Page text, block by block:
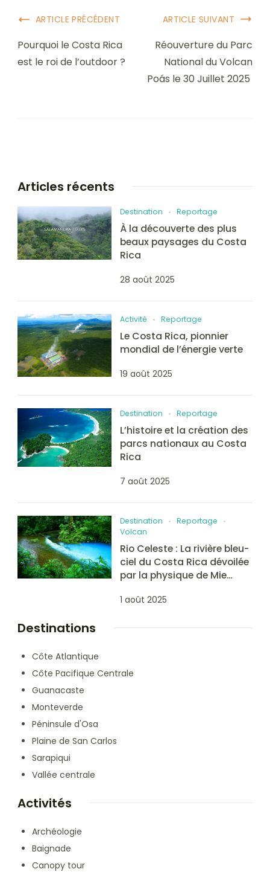
Navigation
postale
ARTICLE PRÉCÉDENT
Pourquoi le Costa Rica
est le roi de l’outdoor ?
ARTICLE SUIVANT
Réouverture du Parc
National du Volcan
Poás le 30 Juillet 2025
Articles récents
Destination Reportage
À la découverte des plus
beaux paysages du Costa
Rica
28 août 2025
Activité Reportage
Le Costa Rica, pionnier
mondial de l’énergie verte
19 août 2025
Destination Reportage
L’histoire et la création des
parcs nationaux au Costa
Rica
7 août 2025
Destination
Reportage
Volcan
Rio Celeste : La rivière bleu-
ciel du Costa Rica dévoilée
par la physique de Mie…
1 août 2025
Destinations
Côte Atlantique
Côte Pacifique Centrale
Guanacaste
Monteverde
Péninsule d'Osa
Plaine de San Carlos
Sarapiqui
Vallée centrale
Activités
Archéologie
Baignade
Canopy tour